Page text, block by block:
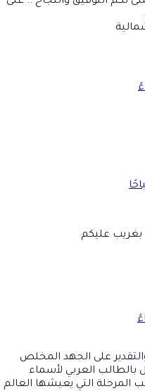
عليكم
على الجهد المخلص
بالطالب العربي لأسماء
المرحلة التي يعيشها العالم